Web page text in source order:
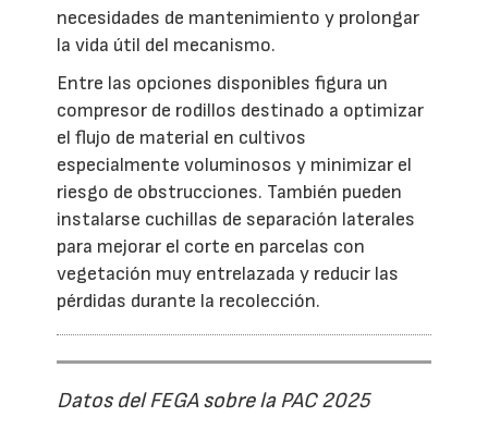
necesidades de mantenimiento y prolongar
la vida útil del mecanismo.
Entre las opciones disponibles figura un
compresor de rodillos destinado a optimizar
el flujo de material en cultivos
especialmente voluminosos y minimizar el
riesgo de obstrucciones. También pueden
instalarse cuchillas de separación laterales
para mejorar el corte en parcelas con
vegetación muy entrelazada y reducir las
pérdidas durante la recolección.
Datos del FEGA sobre la PAC 2025